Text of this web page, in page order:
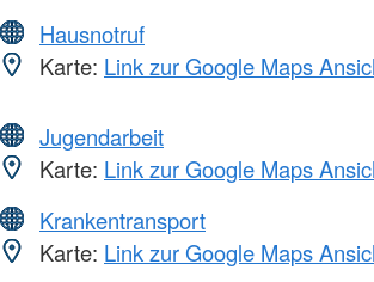
Hausnotruf
Karte: Link zur Google Maps
Jugendarbeit
Karte: Link zur Google Maps
Krankentransport
Karte: Link zur Google Maps